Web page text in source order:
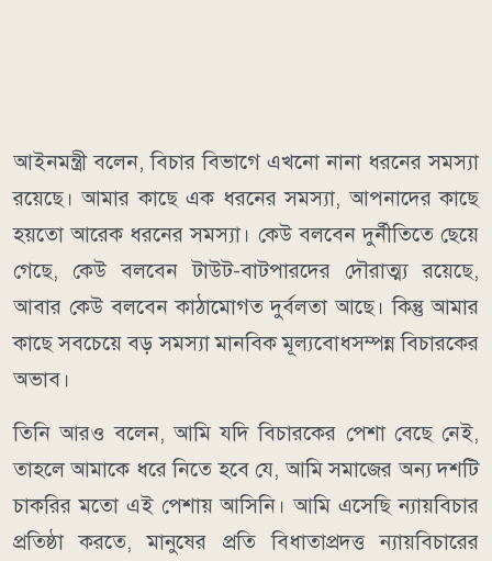
আইনমন্ত্রী বলেন, বিচার বিভাগে এখনো নানা ধরনের সমস্যা
রয়েছে। আমার কাছে এক ধরনের সমস্যা, আপনাদের কাছে
হয়তো আরেক ধরনের সমস্যা। কেউ বলবেন দুর্নীতিতে ছেয়ে
গেছে, কেউ বলবেন টাউট-বাটপারদের দৌরাত্ম্য রয়েছে,
আবার কেউ বলবেন কাঠামোগত দুর্বলতা আছে। কিন্তু আমার
কাছে সবচেয়ে বড় সমস্যা মানবিক মূল্যবোধসম্পন্ন বিচারকের
অভাব।
তিনি আরও বলেন, আমি যদি বিচারকের পেশা বেছে নেই,
তাহলে আমাকে ধরে নিতে হবে যে, আমি সমাজের অন্য দশটি
চাকরির মতো এই পেশায় আসিনি। আমি এসেছি ন্যায়বিচার
প্রতিষ্ঠা করতে, মানুষের প্রতি বিধাতাপ্রদত্ত ন্যায়বিচারের